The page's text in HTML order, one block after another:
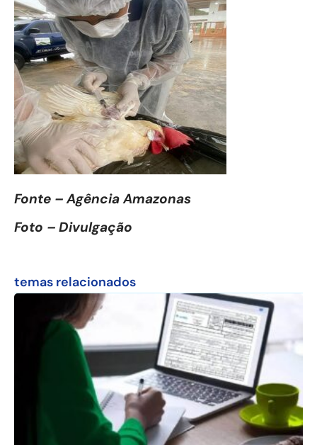
Fonte – Agência Amazonas
Foto – Divulgação
temas relacionados